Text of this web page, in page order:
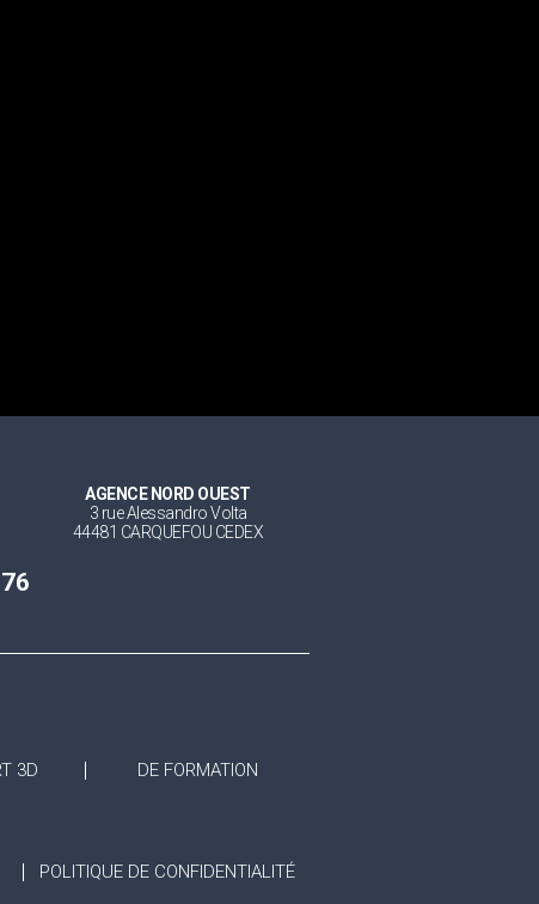
AGENCE NORD OUEST
3 rue Alessandro Volta
44481 CARQUEFOU CEDEX
3D DE FORMATION
POLITIQUE DE CONFIDENTIALITÉ